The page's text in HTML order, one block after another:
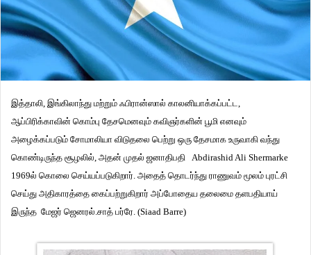
இத்தாலி, இங்கிலாந்து மற்றும் ஃபிரான்ஸால் காலனியாக்கப்பட்ட,
ஆப்பிரிக்காவின் கொம்பு தேசமெனவும் கவிஞர்களின் பூமி எனவும்
அழைக்கப்படும் சோமாலியா விடுதலை பெற்று ஒரு தேசமாக உருவாகி வந்து
கொண்டிருந்த சூழலில், அதன் முதல் ஜனாதிபதி Abdirashid Ali Shermarke
1969ல் கொலை செய்யப்படுகிறார். அதைத் தொடர்ந்து ராணுவம் மூலம் புரட்சி
செய்து அதிகாரத்தை கைப்பற்றுகிறார் அப்போதைய தலைமை தளபதியாய்
இருந்த மேஜர் ஜெனரல்.சாத் பர்ரே. (Siaad Barre)